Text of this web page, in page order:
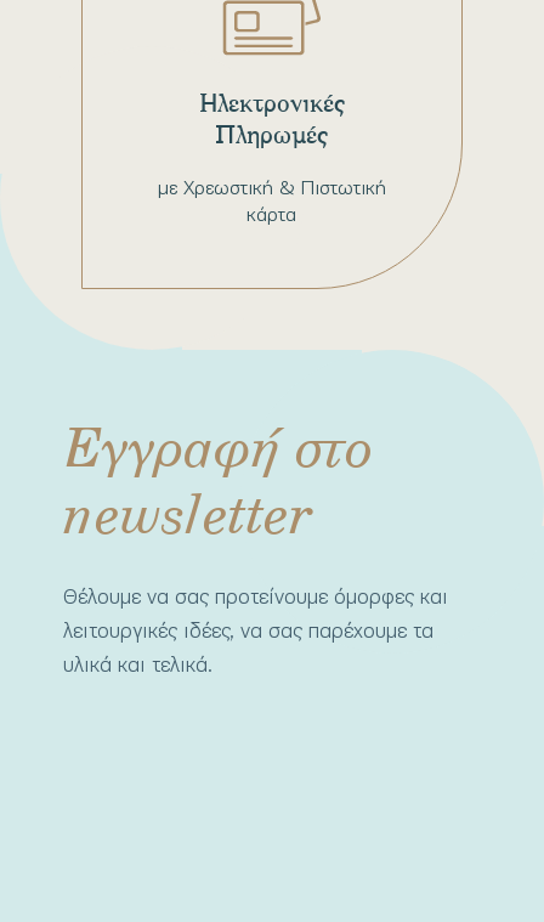
με Χρεωστική & Πιστωτική
κάρτα
Ηλεκτρονικές
Πληρωμές
Εγγραφή στο
newsletter
Θέλουμε να σας προτείνουμε όμορφες και
λειτουργικές ιδέες, να σας παρέχουμε τα
υλικά και τελικά.